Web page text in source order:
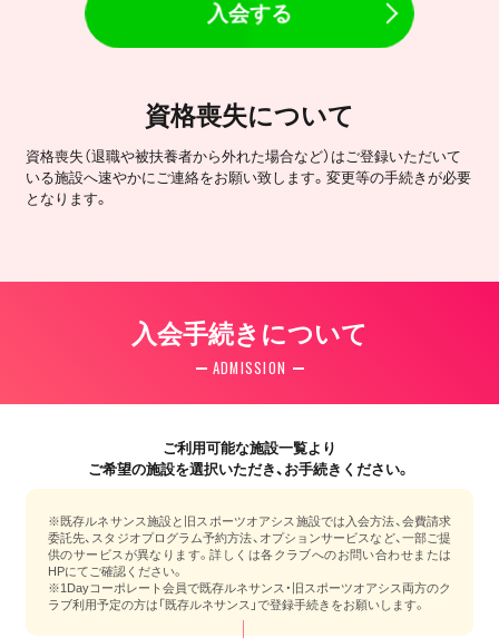
入会する
資格喪失について
資格喪失（退職や被扶養者から外れた場合など）はご登録いただいて
いる施設へ速やかにご連絡をお願い致します。変更等の手続きが必要
となります。
入会手続きについて
ADMISSION
ご利用可能な施設一覧より
ご希望の施設を選択いただき、お手続きください。
※既存ルネサンス施設と旧スポーツオアシス施設では入会方法、会費請求
委託先、スタジオプログラム予約方法、オプションサービスなど、一部ご提
供のサービスが異なります。詳しくは各クラブへのお問い合わせまたは
HPにてご確認ください。
※1Dayコーポレート会員で既存ルネサンス・旧スポーツオアシス両方のク
ラブ利用予定の方は「既存ルネサンス」で登録手続きをお願いします。